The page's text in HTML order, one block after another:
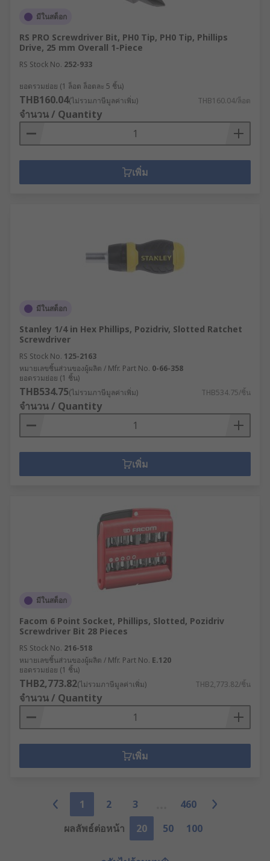
มีในสต็อก
RS PRO Screwdriver Bit, PH0 Tip, PH0 Tip, Phillips
Drive, 25 mm Overall 1-Piece
RS Stock No. 252-933
ยอดรวมย่อย (1 ล็อต ล็อตละ 5 ชิ้น)
THB160.04(ไม่รวมภาษีมูลค่าเพิ่ม) THB160.04/ล็อต
จำนวน / Quantity
เพิ่ม
มีในสต็อก
Stanley 1/4 in Hex Phillips, Pozidriv, Slotted Ratchet
Screwdriver
RS Stock No. 125-2163
หมายเลขชิ้นส่วนของผู้ผลิต / Mfr. Part No. 0-66-358
ยอดรวมย่อย (1 ชิ้น)
THB534.75(ไม่รวมภาษีมูลค่าเพิ่ม) THB534.75/ชิ้น
จำนวน / Quantity
เพิ่ม
มีในสต็อก
Facom 6 Point Socket, Phillips, Slotted, Pozidriv
Screwdriver Bit 28 Pieces
RS Stock No. 216-518
หมายเลขชิ้นส่วนของผู้ผลิต / Mfr. Part No. E.120
ยอดรวมย่อย (1 ชิ้น)
THB2,773.82(ไม่รวมภาษีมูลค่าเพิ่ม) THB2,773.82/ชิ้น
จำนวน / Quantity
เพิ่ม
1 2 3
460
ผลลัพธ์ต่อหน้า
20 50 100